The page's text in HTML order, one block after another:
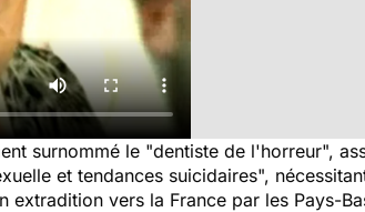
surnommé le "dentiste de l'horreur",
et tendances suicidaires",
vers la France par les Pays-